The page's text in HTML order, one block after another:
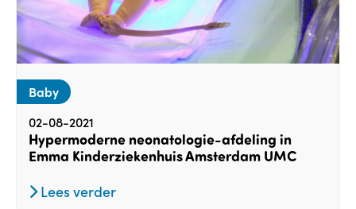
Baby
02-08-2021
Hypermoderne neonatologie-afdeling in
Emma Kinderziekenhuis Amsterdam UMC
Lees verder